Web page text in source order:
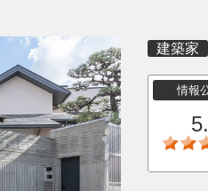
建築家
情報